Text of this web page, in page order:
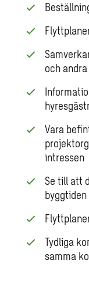
och
Vara
intressen
Se till att
byggtiden
Tydliga
samma